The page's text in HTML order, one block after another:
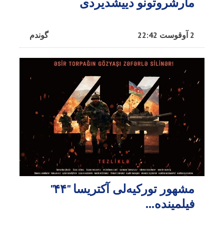
گوندم 2 آوقوست 22:42
مشهور تورکیه‌لی آکتریسا "۴۴"
فیلمینده...